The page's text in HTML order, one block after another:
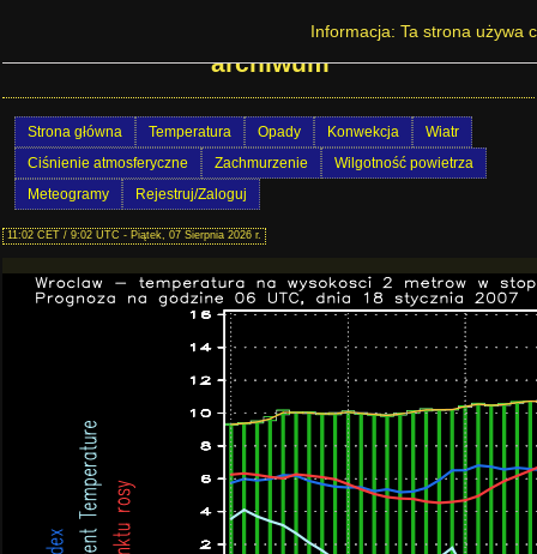
Prognoza pogody w Polsce - Wrocław -
archiwum
Strona główna Temperatura Opady Konwekcja
Wiatr
Ciśnienie atmosferyczne
Zachmurzenie
Wilgotność powietrza
Meteogramy
Rejestruj/Zaloguj
11:02 CET / 9:02 UTC - Piątek, 07 Sierpnia 2026 r.
Informacja: Ta strona używa